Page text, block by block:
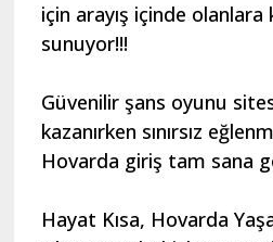
için arayış içinde olanlara
sunuyor!!!
Güvenilir şans oyunu
kazanırken sınırsız
Hovarda giriş tam sana
Hayat Kısa, Hovarda